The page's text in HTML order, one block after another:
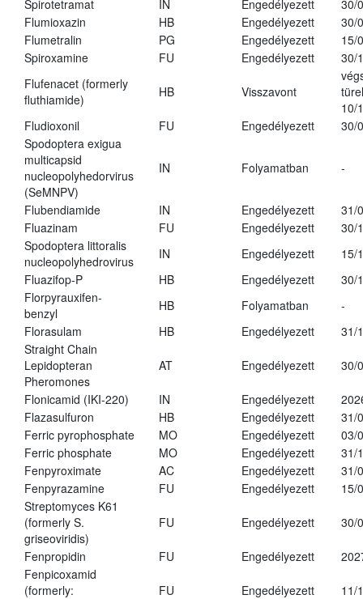
Spirotetramat
IN Engedélyezett
30/
Flumioxazin
HB Engedélyezett
30/
Flumetralin
PG Engedélyezett
15/
Spiroxamine
FU Engedélyezett
30/
Flufenacet (formerly
fluthiamide)
HB Visszavont
10/
Fludioxonil
FU Engedélyezett
30/
Spodoptera exigua
multicapsid
nucleopolyhedorvirus
(SeMNPV)
IN Folyamatban -
Flubendiamide IN Engedélyezett
31/
Fluazinam
FU Engedélyezett
30/
Spodoptera littoralis
nucleopolyhedrovirus
IN Engedélyezett
15/
Fluazifop-P
HB Engedélyezett
30/
Florpyrauxifen-
benzyl
HB Folyamatban
-
Florasulam
HB Engedélyezett
31/
Straight Chain
Lepidopteran
Pheromones
AT Engedélyezett 30/
Flonicamid (IKI-220) IN Engedélyezett
Flazasulfuron
HB Engedélyezett
31/
Ferric pyrophosphate
MO Engedélyezett
03/
Ferric phosphate
MO Engedélyezett
31/
Fenpyroximate
AC Engedélyezett
31/
Fenpyrazamine
FU Engedélyezett
15/
Streptomyces K61
(formerly S.
griseoviridis)
FU Engedélyezett 30/
Fenpropidin FU Engedélyezett
Fenpicoxamid
(formerly:
FU Engedélyezett 11/